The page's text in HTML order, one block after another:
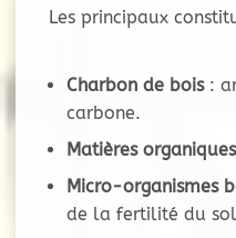
Les principaux
Charbon de bois:
carbone.
Matières
Micro-organismes
de la fertilité du